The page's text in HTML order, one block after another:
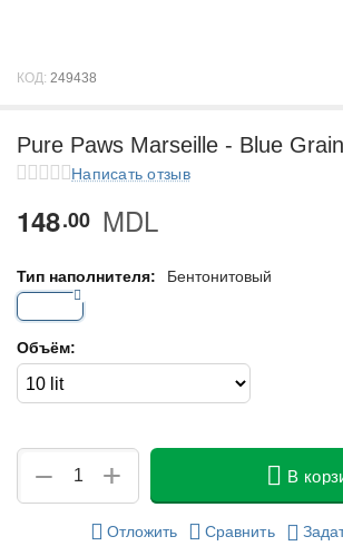
КОД: 249438
Pure Paws Marseille - Blue
Написать отзыв
148 00 MDL
Тип наполнителя: Бентонитовый
Объём:
+
− В
Отложить Сравнить